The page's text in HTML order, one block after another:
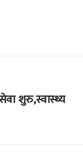
शुरु,स्वास्थ्य